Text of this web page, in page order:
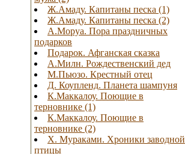
Ж.Амаду. Капитаны песка (1)
Ж.Амаду. Капитаны песка (2)
А.Моруа. Пора праздничных
подарков
Подарок. Афганская сказка
А.Милн. Рождественский дед
М.Пьюзо. Крестный отец
Д. Коупленд. Планета шампуня
К.Маккалоу. Поющие в
терновнике (1)
К.Маккалоу. Поющие в
терновнике (2)
Х. Мураками. Хроники заводной
птицы